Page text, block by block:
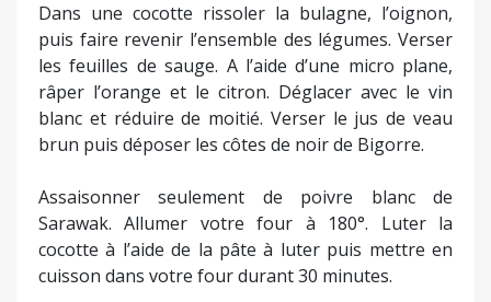
Dans une cocotte rissoler la bulagne, l’oignon,
puis faire revenir l’ensemble des légumes. Verser
les feuilles de sauge. A l’aide d’une micro plane,
râper l’orange et le citron. Déglacer avec le vin
blanc et réduire de moitié. Verser le jus de veau
brun puis déposer les côtes de noir de Bigorre.
Assaisonner seulement de poivre blanc de
Sarawak. Allumer votre four à 180°. Luter la
cocotte à l’aide de la pâte à luter puis mettre en
cuisson dans votre four durant 30 minutes.